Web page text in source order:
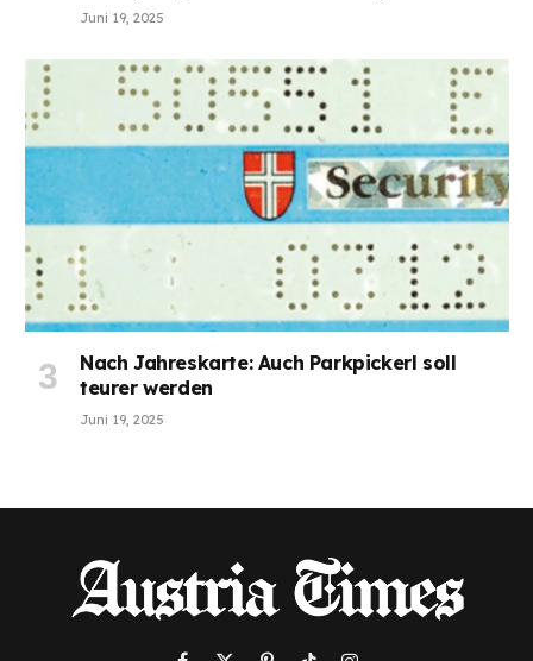
Juni 19, 2025
Nach Jahreskarte: Auch Parkpickerl soll
teurer werden
Juni 19, 2025